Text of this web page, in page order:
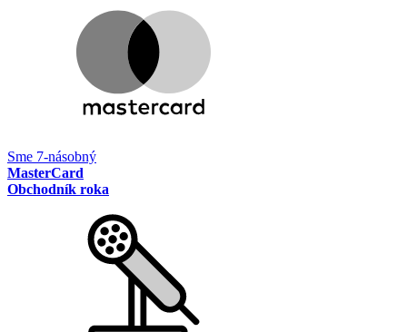
Sme 7-násobný
MasterCard
Obchodník roka